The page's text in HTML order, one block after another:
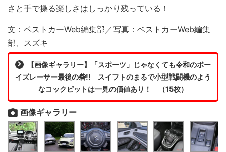
さと手で操る楽しさはしっかり残っている！
文：ベストカーWeb編集部／写真：ベストカーWeb編集
部、スズキ
【画像ギャラリー】「スポーツ」じゃなくても令和のボー
イズレーサー最後の砦!! スイフトのまるで小型戦闘機のよう
なコックピットは一見の価値あり！ （15枚）
画像ギャラリー